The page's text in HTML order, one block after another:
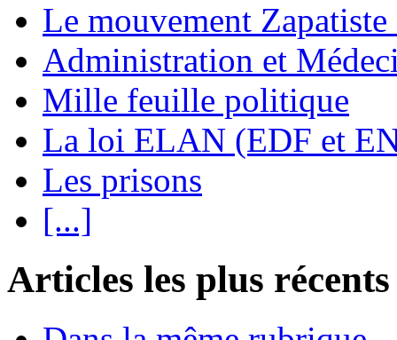
Le mouvement
Administration et
Mille feuille politique
La loi ELAN (EDF et
Les prisons
[...]
Articles les plus récents